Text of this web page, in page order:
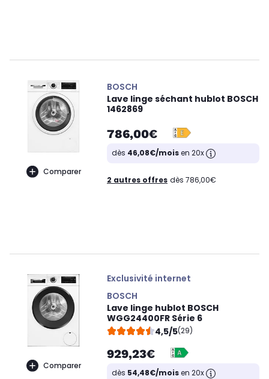
Comparer
BOSCH
Lave linge séchant hublot BOSCH
1462869
786,00€
dès 46,08€/moisen 20x
2 autres offres dès 786,00€
Comparer
Exclusivité internet
BOSCH
Lave linge hublot BOSCH
WGG24400FR Série 6
4,5/5(29)
929,23€
dès 54,48€/moisen 20x